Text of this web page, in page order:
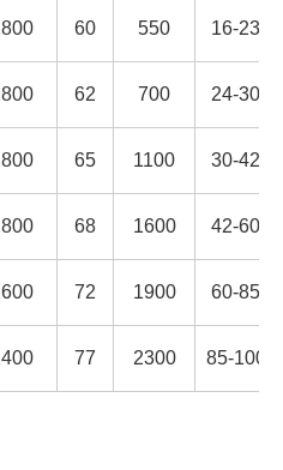
60 550 16-23
62 700 24-30
65 1100 30-42
68 1600 42-60
72 1900 60-85
77 2300 85-100